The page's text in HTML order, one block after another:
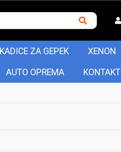
KADICE ZA GEPEK XENON
AUTO OPREMA KONTAKT